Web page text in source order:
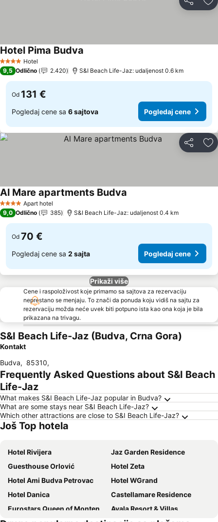
Deli
4 ZvezdiceHotel
Hotel Pima Budva
9,5 Odlično 2.420 S&I Beach Life-Jaz: udaljenost 0.6 km
Od 131 €
Pogledaj cene sa 6 sajtova Pogledaj cene
Deli
4 ZvezdiceApart hotel
Al Mare apartments Budva
9,0 Odlično 385 S&I Beach Life-Jaz: udaljenost 0.4 km
Od 70 €
Pogledaj cene sa 2 sajta Pogledaj cene
Prikaži više
Cene i raspoloživost koje primamo sa sajtova za rezervaciju
neprestano se menjaju. To znači da ponuda koju vidiš na sajtu za
rezervaciju možda neće uvek biti potpuno ista kao ona koja je bila
prikazana na trivagu.
S&I Beach Life-Jaz (Budva, Crna Gora)
Kontakt
Budva, 85310,
Frequently Asked Questions about S&I Beach
Life-Jaz
What makes S&I Beach Life-Jaz popular in Budva?
What are some stays near S&I Beach Life-Jaz?
Which other attractions are close to S&I Beach Life-Jaz?
Još Top hotela
Hotel Rivijera
Jaz Garden Residence
Guesthouse Orlović
Hotel Zeta
Hotel Ami Budva Petrovac
Hotel WGrand
Hotel Danica
Castellamare Residence
Eurostars Queen of Montenegro
Avala Resort & Villas